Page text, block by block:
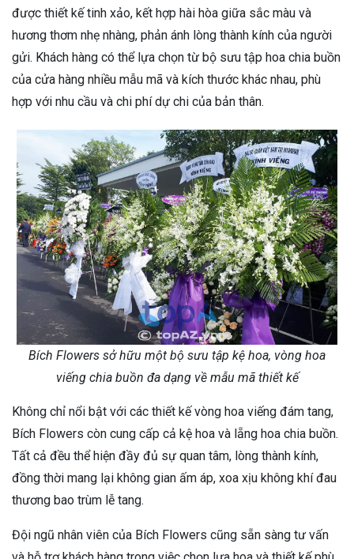
được thiết kế tinh xảo, kết hợp hài hòa giữa sắc màu và
hương thơm nhẹ nhàng, phản ánh lòng thành kính của người
gửi. Khách hàng có thể lựa chọn từ bộ sưu tập hoa chia buồn
của cửa hàng nhiều mẫu mã và kích thước khác nhau, phù
hợp với nhu cầu và chi phí dự chi của bản thân.
Bích Flowers sở hữu một bộ sưu tập kệ hoa, vòng hoa
viếng chia buồn đa dạng về mẫu mã thiết kế
Không chỉ nổi bật với các thiết kế vòng hoa viếng đám tang,
Bích Flowers còn cung cấp cả kệ hoa và lẵng hoa chia buồn.
Tất cả đều thể hiện đầy đủ sự quan tâm, lòng thành kính,
đồng thời mang lại không gian ấm áp, xoa xịu không khí đau
thương bao trùm lễ tang.
Đội ngũ nhân viên của Bích Flowers cũng sẵn sàng tư vấn